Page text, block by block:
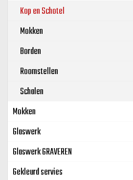
Kop en Schotel
Mokken
Borden
Roomstellen
Schalen
Mokken
Glaswerk
Glaswerk GRAVEREN
Gekleurd servies